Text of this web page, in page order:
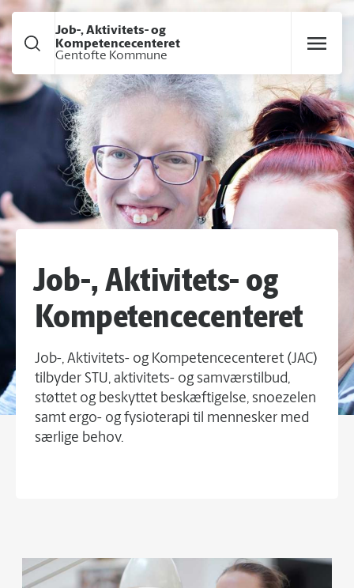
Gå til hoved indhold
Job-, Aktivitets- og
Kompetencecenteret
Gentofte Kommune
Job-, Aktivitets- og
Kompetencecenteret
Job-, Aktivitets- og Kompetencecenteret (JAC)
tilbyder STU, aktivitets- og samværstilbud,
støttet og beskyttet beskæftigelse, snoezelen
samt ergo- og fysioterapi til mennesker med
særlige behov.